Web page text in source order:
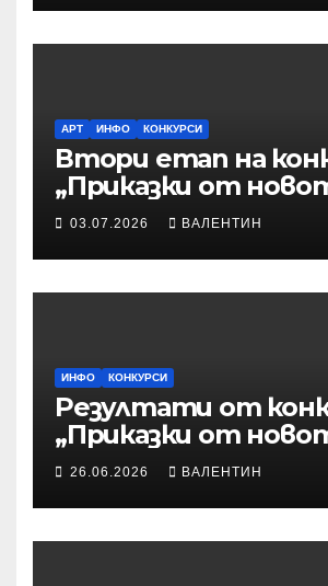
АРТ ИНФО КОНКУРСИ
Втори етап на
„Приказки от
време“ –
приказките
03.07.2026 ВАЛЕНТИН
ИНФО КОНКУРСИ
Резултати от
„Приказки от
време“
26.06.2026 ВАЛЕНТИН